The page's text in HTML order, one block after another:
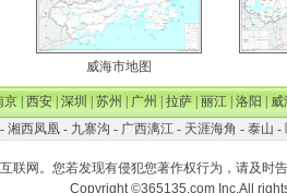
威海市地图
京|西安|深圳|苏州|广州|拉萨|丽江|洛阳|威
- 湘西凤凰- 九寨沟 - 广西漓江- 天涯海角 - 泰山 -
联网。您若发现有侵犯您著作权行为，请及时
Copyright ©365135.com Inc.All